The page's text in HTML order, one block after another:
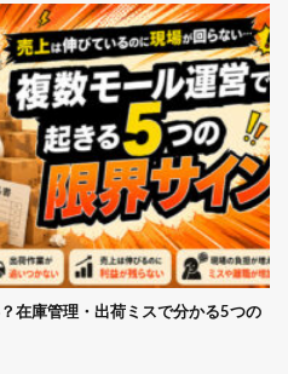
在庫管理・出荷ミスで分かる5つの